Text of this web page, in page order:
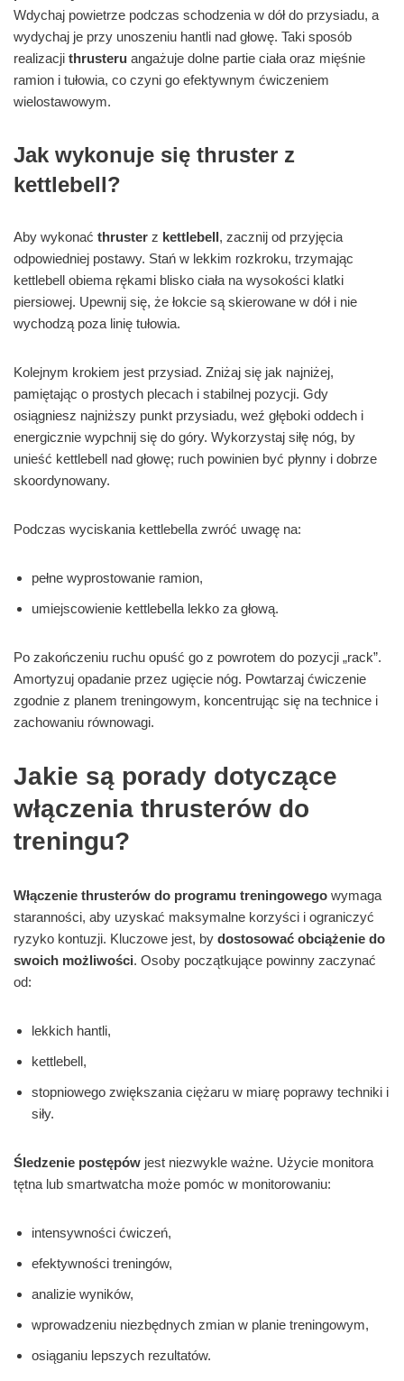
Wdychaj powietrze podczas schodzenia w dół do przysiadu, a
wydychaj je przy unoszeniu hantli nad głowę. Taki sposób
realizacji thrusteru angażuje dolne partie ciała oraz mięśnie
ramion i tułowia, co czyni go efektywnym ćwiczeniem
wielostawowym.
Jak wykonuje się thruster z
kettlebell?
Aby wykonać thruster z kettlebell, zacznij od przyjęcia
odpowiedniej postawy. Stań w lekkim rozkroku, trzymając
kettlebell obiema rękami blisko ciała na wysokości klatki
piersiowej. Upewnij się, że łokcie są skierowane w dół i nie
wychodzą poza linię tułowia.
Kolejnym krokiem jest przysiad. Zniżaj się jak najniżej,
pamiętając o prostych plecach i stabilnej pozycji. Gdy
osiągniesz najniższy punkt przysiadu, weź głęboki oddech i
energicznie wypchnij się do góry. Wykorzystaj siłę nóg, by
unieść kettlebell nad głowę; ruch powinien być płynny i dobrze
skoordynowany.
Podczas wyciskania kettlebella zwróć uwagę na:
pełne wyprostowanie ramion,
umiejscowienie kettlebella lekko za głową.
Po zakończeniu ruchu opuść go z powrotem do pozycji „rack”.
Amortyzuj opadanie przez ugięcie nóg. Powtarzaj ćwiczenie
zgodnie z planem treningowym, koncentrując się na technice i
zachowaniu równowagi.
Jakie są porady dotyczące
włączenia thrusterów do
treningu?
Włączenie thrusterów do programu treningowego wymaga
staranności, aby uzyskać maksymalne korzyści i ograniczyć
ryzyko kontuzji. Kluczowe jest, by dostosować obciążenie do
swoich możliwości. Osoby początkujące powinny zaczynać
od:
lekkich hantli,
kettlebell,
stopniowego zwiększania ciężaru w miarę poprawy techniki i
siły.
Śledzenie postępów jest niezwykle ważne. Użycie monitora
tętna lub smartwatcha może pomóc w monitorowaniu:
intensywności ćwiczeń,
efektywności treningów,
analizie wyników,
wprowadzeniu niezbędnych zmian w planie treningowym,
osiąganiu lepszych rezultatów.